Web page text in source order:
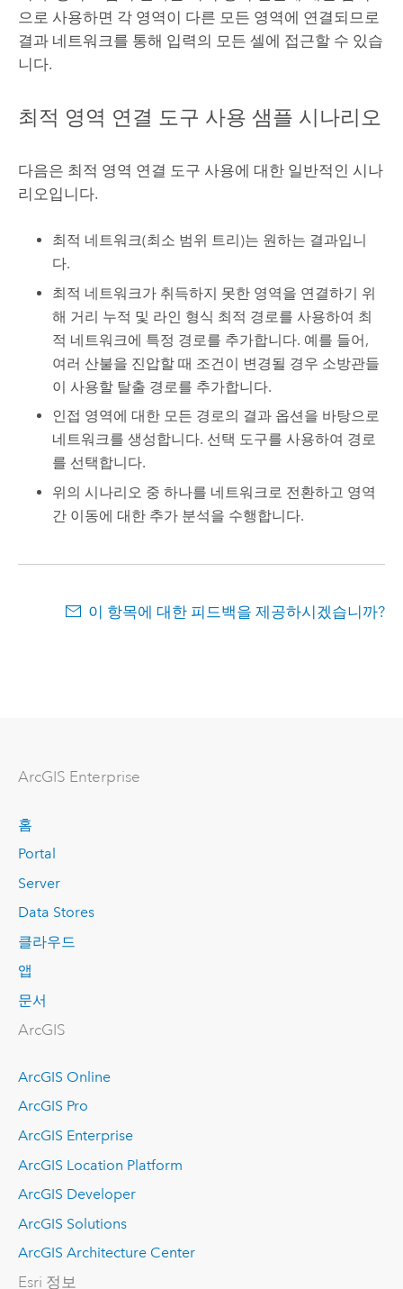
으로 사용하면 각 영역이 다른 모든 영역에 연결되므로
결과 네트워크를 통해 입력의 모든 셀에 접근할 수 있습
니다.
최적 영역 연결 도구 사용 샘플 시나리오
다음은 최적 영역 연결 도구 사용에 대한 일반적인 시나
리오입니다.
최적 네트워크(최소 범위 트리)는 원하는 결과입니
다.
최적 네트워크가 취득하지 못한 영역을 연결하기 위
해 거리 누적 및 라인 형식 최적 경로를 사용하여 최
적 네트워크에 특정 경로를 추가합니다. 예를 들어,
여러 산불을 진압할 때 조건이 변경될 경우 소방관들
이 사용할 탈출 경로를 추가합니다.
인접 영역에 대한 모든 경로의 결과 옵션을 바탕으로
네트워크를 생성합니다. 선택 도구를 사용하여 경로
를 선택합니다.
위의 시나리오 중 하나를 네트워크로 전환하고 영역
간 이동에 대한 추가 분석을 수행합니다.
이 항목에 대한 피드백을 제공하시겠습니까?
ArcGIS Enterprise
홈
Portal
Server
Data Stores
클라우드
앱
문서
ArcGIS
ArcGIS Online
ArcGIS Pro
ArcGIS Enterprise
ArcGIS Location Platform
ArcGIS Developer
ArcGIS Solutions
ArcGIS Architecture Center
Esri 정보